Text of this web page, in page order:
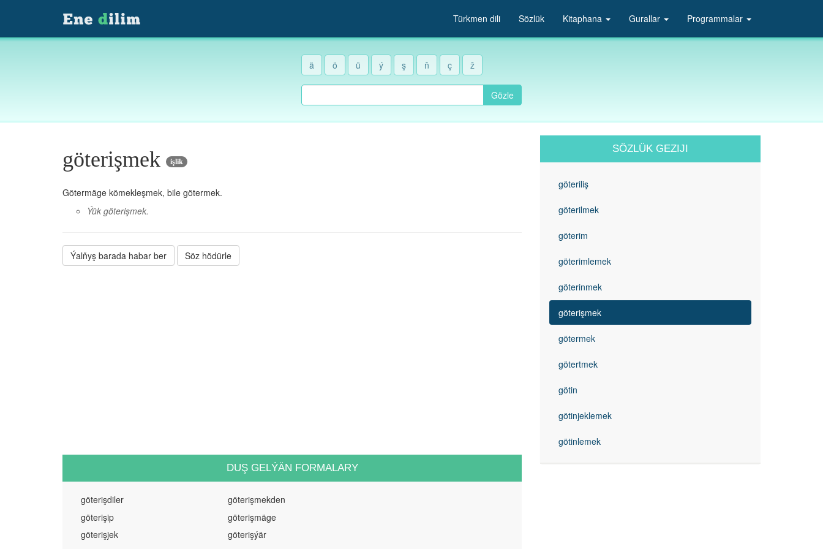
Türkmen dili Sözlük Kitaphana Gurallar Programmalar
ä ö ü ý ş ň ç ž
Gözle
göterişmek işlik
Götermäge kömekleşmek, bile götermek.
Ýük göterişmek.
Ýalňyş barada habar ber Söz hödürle
DUŞ GELÝÄN FORMALARY
göterişdiler
göterişip
göterişjek
göterişmekden
göterişmäge
göterişýär
SÖZLÜK GEZIJI
göteriliş
göterilmek
göterim
göterimlemek
göterinmek
göterişmek
götermek
götertmek
götin
götinjeklemek
götinlemek